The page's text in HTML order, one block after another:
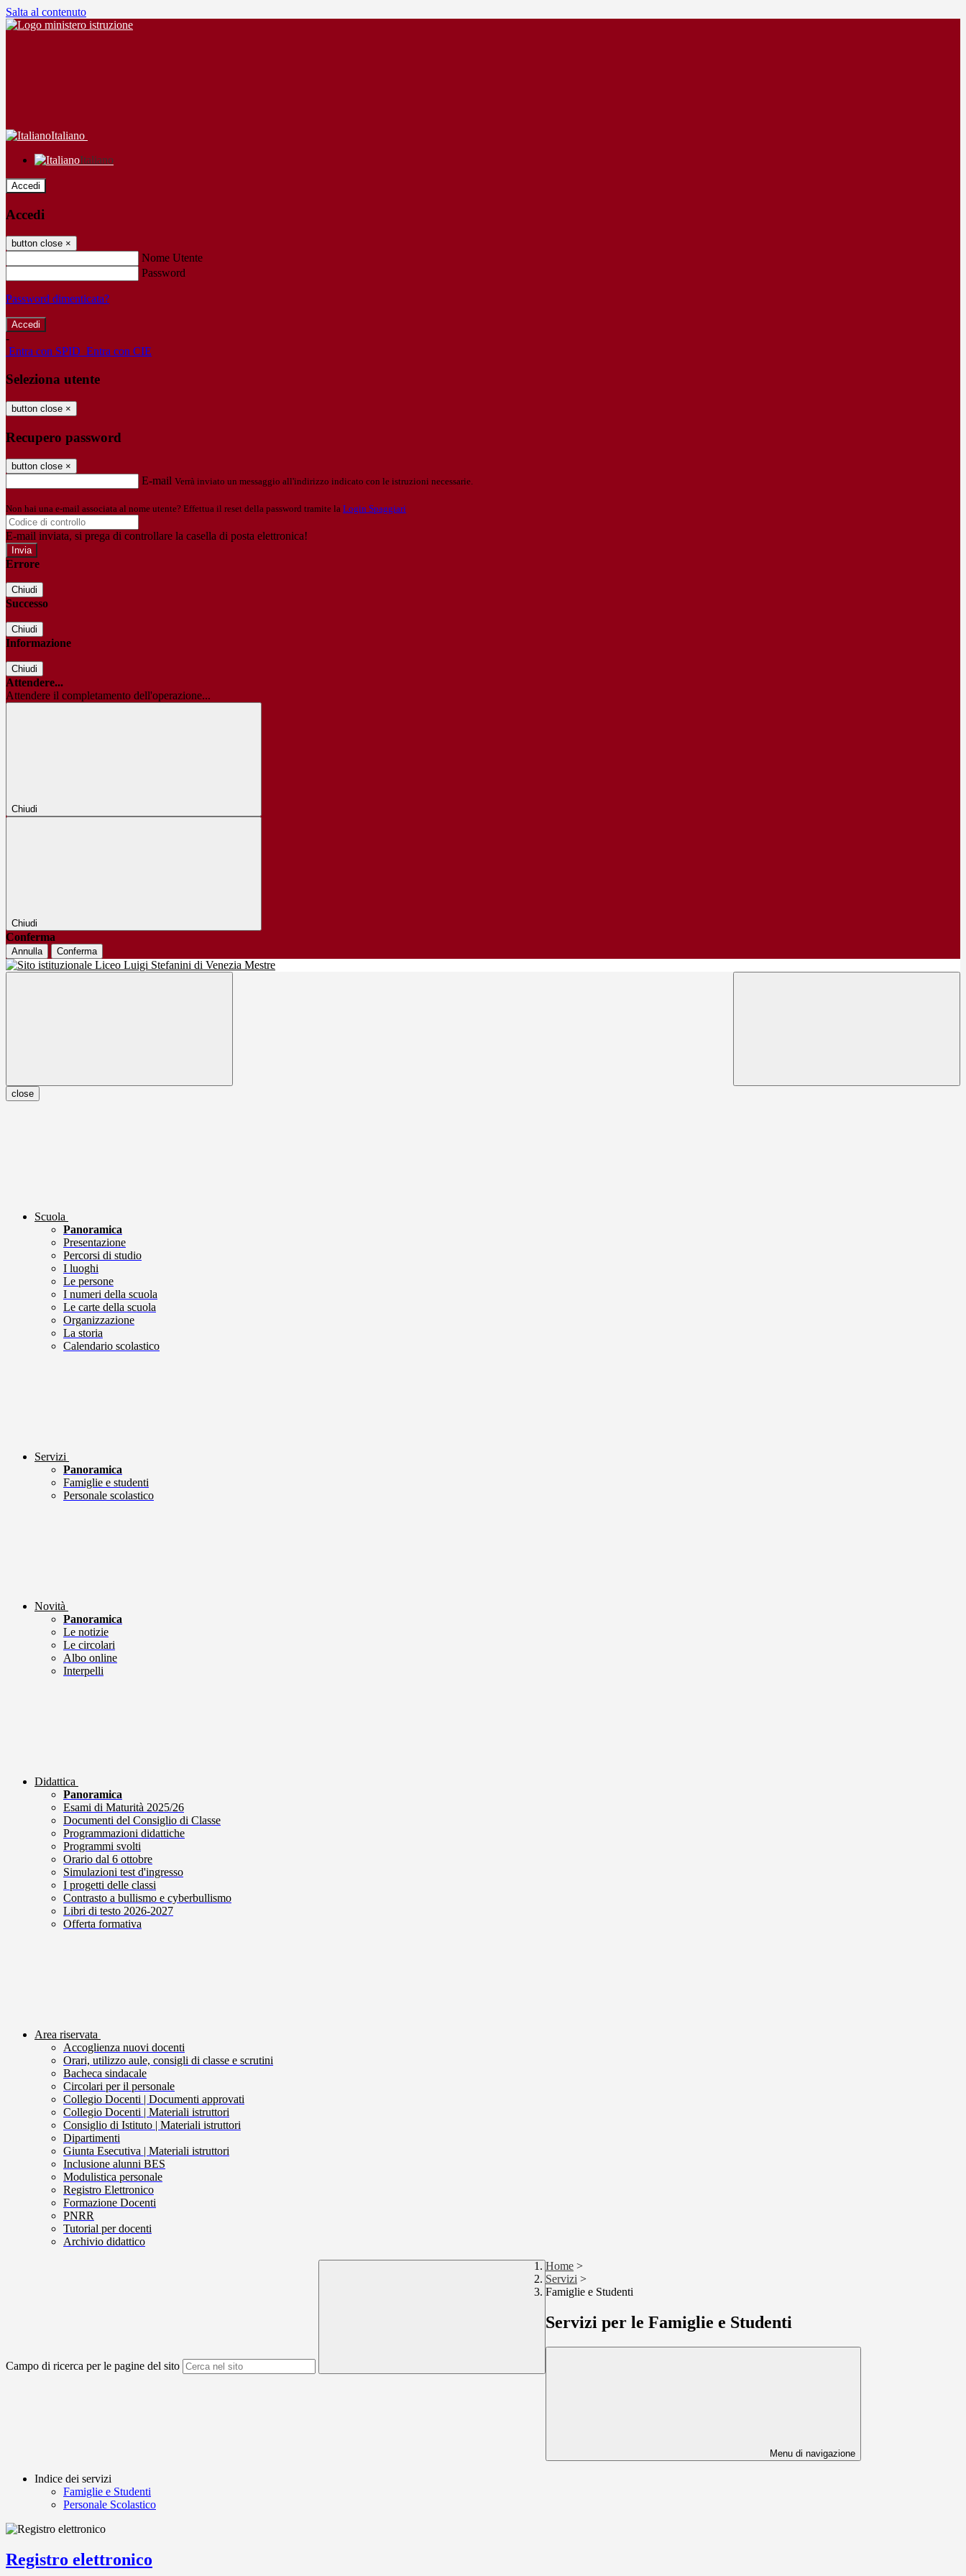
Salta al contenuto
Italiano
Italiano
Accedi
Accedi
button close ×
Nome Utente
Password
Password dimenticata?
-
Entra con SPID Entra con CIE
Seleziona utente
button close ×
Recupero password
button close ×
E-mail Verrà inviato un messaggio all'indirizzo indicato con le istruzioni necessarie.
Non hai una e-mail associata al nome utente? Effettua il reset della password tramite la Login Spaggiari
E-mail inviata, si prega di controllare la casella di posta elettronica!
Errore
Chiudi
Successo
Chiudi
Informazione
Chiudi
Attendere...
Attendere il completamento dell'operazione...
Chiudi
Chiudi
Conferma
Annulla Conferma
close
Scuola
Panoramica
Presentazione
Percorsi di studio
I luoghi
Le persone
I numeri della scuola
Le carte della scuola
Organizzazione
La storia
Calendario scolastico
Servizi
Panoramica
Famiglie e studenti
Personale scolastico
Novità
Panoramica
Le notizie
Le circolari
Albo online
Interpelli
Didattica
Panoramica
Esami di Maturità 2025/26
Documenti del Consiglio di Classe
Programmazioni didattiche
Programmi svolti
Orario dal 6 ottobre
Simulazioni test d'ingresso
I progetti delle classi
Contrasto a bullismo e cyberbullismo
Libri di testo 2026-2027
Offerta formativa
Area riservata
Accoglienza nuovi docenti
Orari, utilizzo aule, consigli di classe e scrutini
Bacheca sindacale
Circolari per il personale
Collegio Docenti | Documenti approvati
Collegio Docenti | Materiali istruttori
Consiglio di Istituto | Materiali istruttori
Dipartimenti
Giunta Esecutiva | Materiali istruttori
Inclusione alunni BES
Modulistica personale
Registro Elettronico
Formazione Docenti
PNRR
Tutorial per docenti
Archivio didattico
Campo di ricerca per le pagine del sito
Home >
Servizi >
Famiglie e Studenti
Servizi per le Famiglie e Studenti
Menu di navigazione
Indice dei servizi
Famiglie e Studenti
Personale Scolastico
Registro elettronico